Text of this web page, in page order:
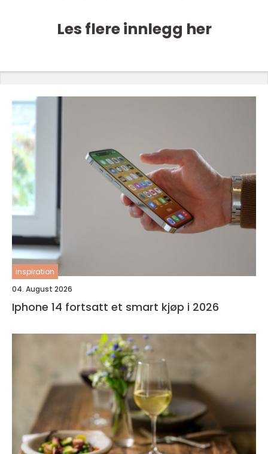
Les flere innlegg her
inspiration
04. August 2026
Iphone 14 fortsatt et smart kjøp i 2026